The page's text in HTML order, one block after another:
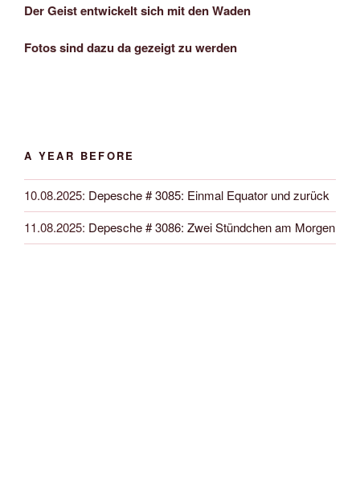
Der Geist entwickelt sich mit den Waden
Fotos sind dazu da gezeigt zu werden
A YEAR BEFORE
10.08.2025: Depesche # 3085: Einmal Equator und zurück
11.08.2025: Depesche # 3086: Zwei Stündchen am Morgen